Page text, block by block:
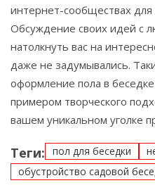
интернет-сообществах
Обсуждение своих идей с
натолкнуть вас на
даже не задумывались.
оформление пола в
примером творческого
вашем уникальном уголке
Теги: пол для беседки
обустройство садовой